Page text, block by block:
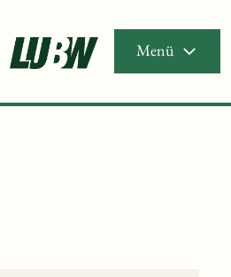
Menü